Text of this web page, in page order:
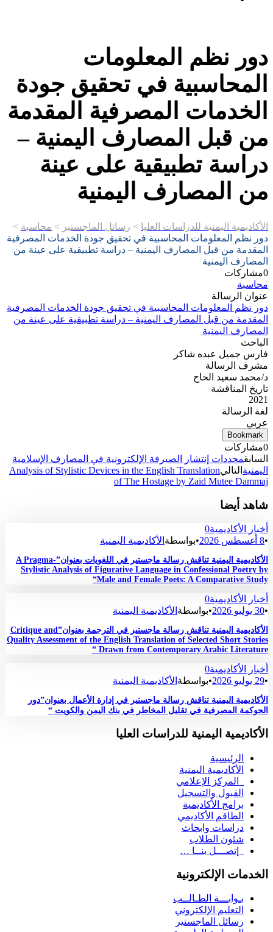
دور نظم المعلومات
المحاسبية في تحقيق جودة
الخدمات المصرفية المقدمة
من قبل المصارف اليمنية –
دراسة تطبيقية على عينة
من المصارف اليمنية
الأكاديمية اليمنية للدراسات العليا > رسائل الماجستير > محاسبة >
دور نظم المعلومات المحاسبية في تحقيق جودة الخدمات المصرفية
المقدمة من قبل المصارف اليمنية – دراسة تطبيقية على عينة من
المصارف اليمنية
0مشاركات
محاسبة
عنوان الرسالة
دور نظم المعلومات المحاسبية في تحقيق جودة الخدمات المصرفية
المقدمة من قبل المصارف اليمنية – دراسة تطبيقية على عينة من
المصارف اليمنية
الباحث
فارس جميل عبده شاكر
مشرف الرسالة
د/محمد سعيد الحاج
تاريخ المناقشة
2021
لغة الرسالة
عربي
Bookmark
0مشاركات
السابقمحددات إنتشار الصيرفة الإلكترونية في المصارف الإسلامية
اليمنية التاليAnalysis of Stylistic Devices in the English Translation
of The Hostage by Zaid Mutee Dammaj
شاهد أيضا
أخبار الأكاديمية0
•8 أغسطس 2026 •بواسطة الأكاديمية اليمنية
الأكاديمية اليمنية تناقش رسالة ماجستير في اللغويات بعنوان”A Pragma-
Stylistic Analysis of Figurative Language in Confessional Poetry by
Male and Female Poets: A Comparative Study“
أخبار الأكاديمية0
•30 يوليو 2026 •بواسطة الأكاديمية اليمنية
الأكاديمية اليمنية تناقش رسالة ماجستير في الترجمة بعنوان”Critique and
Quality Assessment of the English Translation of Selected Short Stories
Drawn from Contemporary Arabic Literature “
أخبار الأكاديمية0
•29 يوليو 2026 •بواسطة الأكاديمية اليمنية
الأكاديمية اليمنية تناقش رسالة ماجستير في إدارة الأعمال بعنوان”دور
الحوكمة المصرفية في تقليل المخاطر في بنك اليمن والكويت “
الأكاديمية اليمنية للدراسات العليا
الرئيسية
الأكاديمية اليمنية
المركز الإعلامي
القبول والتسجيل
برامج الأكاديمية
الطاقم الأكاديمي
دراسات وابحاث
شئون الطلاب
إتصـــل بنــا …
الخدمات الإلكترونية
بـوابـــة الطـالــب
التعليم الإلكتروني
رسائل الماجستير